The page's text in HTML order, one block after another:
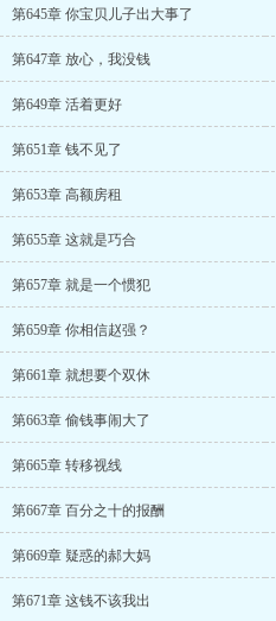
第645章 你宝贝儿子出大事了
第647章 放心，我没钱
第649章 活着更好
第651章 钱不见了
第653章 高额房租
第655章 这就是巧合
第657章 就是一个惯犯
第659章 你相信赵强？
第661章 就想要个双休
第663章 偷钱事闹大了
第665章 转移视线
第667章 百分之十的报酬
第669章 疑惑的郝大妈
第671章 这钱不该我出